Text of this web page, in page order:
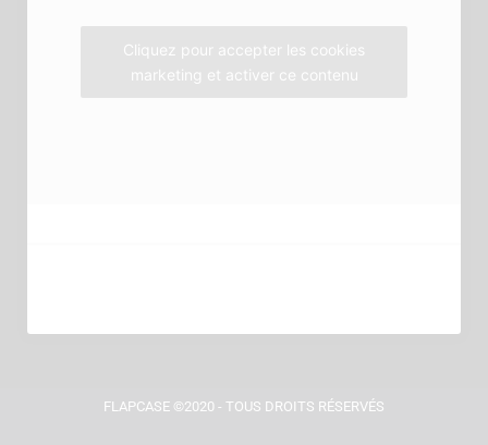
m
Cliquez pour accepter les cookies
marketing et activer ce contenu
FLAPCASE ©2020 - TOUS DROITS RÉSERVÉS